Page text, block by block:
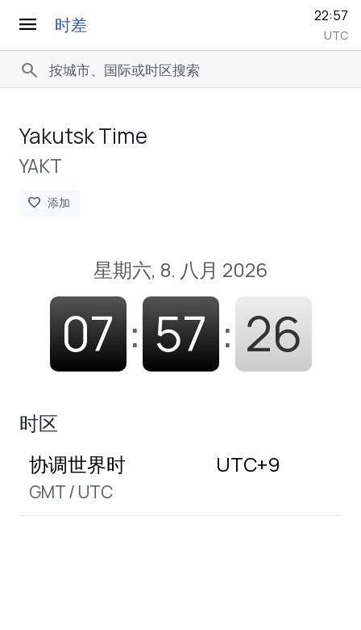
menu 时差 22:57
UTC
search
Yakutsk Time
YAKT
favorite 添加
星期六, 8. 八月 2026
07 : 57 : 27
时区
协调世界时
GMT/ UTC
UTC+9